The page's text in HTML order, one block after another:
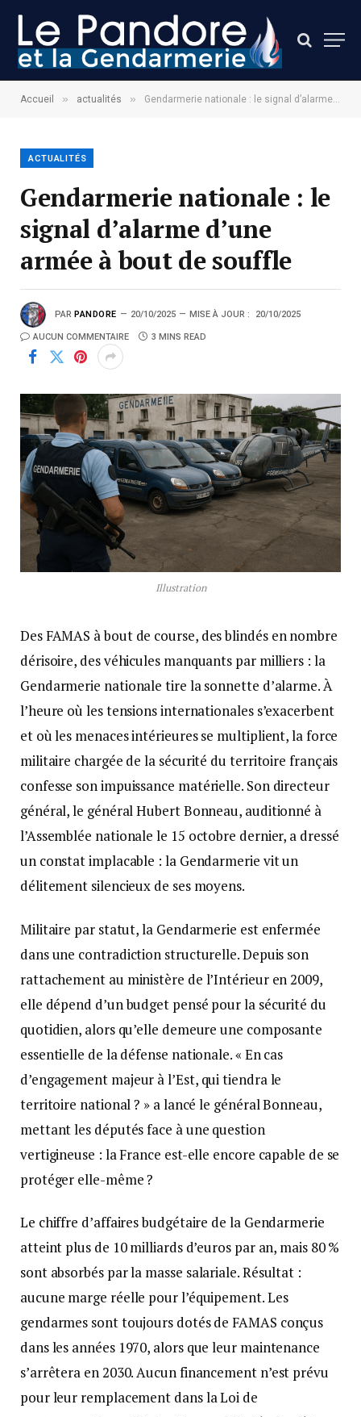
Accueil » actualités » Gendarmerie nationale : le signal d’alarme d’une armée à bout de souffle
ACTUALITÉS
Gendarmerie nationale : le
signal d’alarme d’une
armée à bout de souffle
PAR PANDORE 20/10/2025 MISE À JOUR : 20/10/2025
AUCUN COMMENTAIRE 3 MINS READ
Illustration
Des FAMAS à bout de course, des blindés en nombre
dérisoire, des véhicules manquants par milliers : la
Gendarmerie nationale tire la sonnette d’alarme. À
l’heure où les tensions internationales s’exacerbent
et où les menaces intérieures se multiplient, la force
militaire chargée de la sécurité du territoire français
confesse son impuissance matérielle. Son directeur
général, le général Hubert Bonneau, auditionné à
l’Assemblée nationale le 15 octobre dernier, a dressé
un constat implacable : la Gendarmerie vit un
délitement silencieux de ses moyens.
Militaire par statut, la Gendarmerie est enfermée
dans une contradiction structurelle. Depuis son
rattachement au ministère de l’Intérieur en 2009,
elle dépend d’un budget pensé pour la sécurité du
quotidien, alors qu’elle demeure une composante
essentielle de la défense nationale. « En cas
d’engagement majeur à l’Est, qui tiendra le
territoire national ? » a lancé le général Bonneau,
mettant les députés face à une question
vertigineuse : la France est-elle encore capable de se
protéger elle-même ?
Le chiffre d’affaires budgétaire de la Gendarmerie
atteint plus de 10 milliards d’euros par an, mais 80 %
sont absorbés par la masse salariale. Résultat :
aucune marge réelle pour l’équipement. Les
gendarmes sont toujours dotés de FAMAS conçus
dans les années 1970, alors que leur maintenance
s’arrêtera en 2030. Aucun financement n’est prévu
pour leur remplacement dans la Loi de